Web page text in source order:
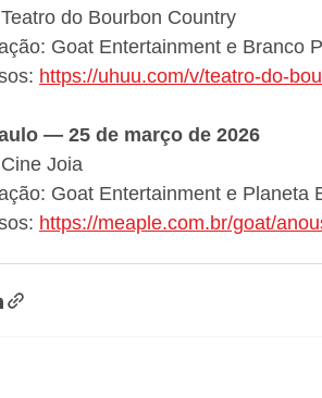
do Bourbon Country
Goat Entertainment e Branco
https://uhuu.com/v/teatro-do-
— 25 de março de 2026
Joia
Goat Entertainment e Planeta
https://meaple.com.br/goat/